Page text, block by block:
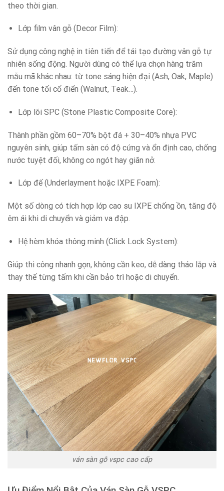
theo thời gian.
Lớp film vân gỗ (Decor Film):
Sử dụng công nghệ in tiên tiến để tái tạo đường vân gỗ tự
nhiên sống động. Người dùng có thể lựa chọn hàng trăm
mẫu mã khác nhau: từ tone sáng hiện đại (Ash, Oak, Maple)
đến tone tối cổ điển (Walnut, Teak…).
Lớp lõi SPC (Stone Plastic Composite Core):
Thành phần gồm 60–70% bột đá + 30–40% nhựa PVC
nguyên sinh, giúp tấm sàn có độ cứng và ổn định cao, chống
nước tuyệt đối, không co ngót hay giãn nở.
Lớp đế (Underlayment hoặc IXPE Foam):
Một số dòng có tích hợp lớp cao su IXPE chống ồn, tăng độ
êm ái khi di chuyển và giảm va đập.
Hệ hèm khóa thông minh (Click Lock System):
Giúp thi công nhanh gọn, không cần keo, dễ dàng tháo lắp và
thay thế từng tấm khi cần bảo trì hoặc di chuyển.
ván sàn gỗ vspc cao cấp